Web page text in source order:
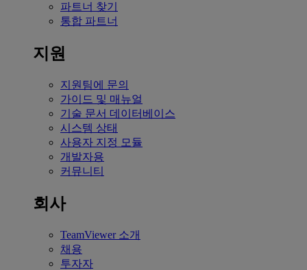
파트너 찾기
통합 파트너
지원
지원팀에 문의
가이드 및 매뉴얼
기술 문서 데이터베이스
시스템 상태
사용자 지정 모듈
개발자용
커뮤니티
회사
TeamViewer 소개
채용
투자자